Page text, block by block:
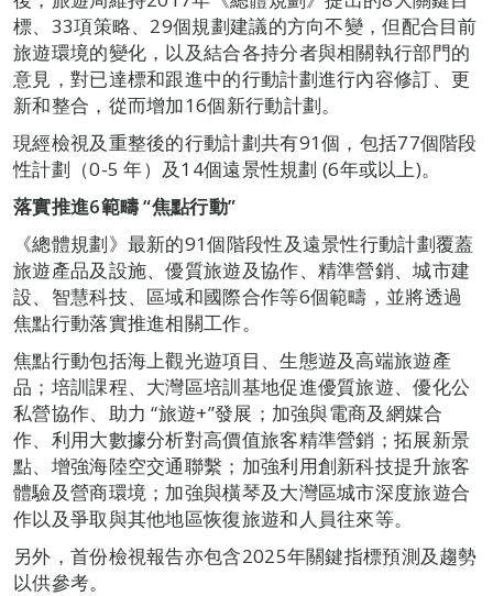
標、33項策略、29個規劃建議的方向不變，但配合目前
旅遊環境的變化，以及結合各持分者與相關執行部門的
意見，對已達標和跟進中的行動計劃進行內容修訂、更
新和整合，從而增加16個新行動計劃。
現經檢視及重整後的行動計劃共有91個，包括77個階段
性計劃（0-5 年）及14個遠景性規劃 (6年或以上)。
落實推進6範疇“焦點行動”
《總體規劃》最新的91個階段性及遠景性行動計劃覆蓋
旅遊產品及設施、優質旅遊及協作、精準營銷、城市建
設、智慧科技、區域和國際合作等6個範疇，並將透過
焦點行動落實推進相關工作。
焦點行動包括海上觀光遊項目、生態遊及高端旅遊產
品；培訓課程、大灣區培訓基地促進優質旅遊、優化公
私營協作、助力 “旅遊+”發展；加強與電商及網媒合
作、利用大數據分析對高價值旅客精準營銷；拓展新景
點、增強海陸空交通聯繫；加強利用創新科技提升旅客
體驗及營商環境；加強與橫琴及大灣區城市深度旅遊合
作以及爭取與其他地區恢復旅遊和人員往來等。
另外，首份檢視報告亦包含2025年關鍵指標預測及趨勢
以供參考。